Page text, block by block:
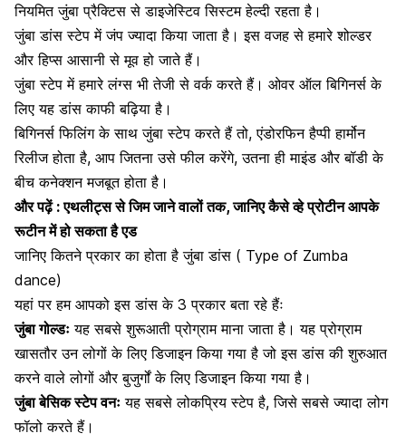
नियमित जुंबा प्रैक्टिस सेडाइजेस्टिव सिस्टमहेल्दी रहता है।
जुंबा डांस स्टेप में जंप ज्यादा किया जाता है। इस वजह से हमारे शोल्डर
और हिप्स आसानी से मूव हो जाते हैं।
जुंबा स्टेप में हमारे लंग्स भी तेजी से वर्क करते हैं। ओवर ऑल बिगिनर्स के
लिए यह डांस काफी बढ़िया है।
बिगिनर्स फिलिंग के साथ जुंबा स्टेप करते हैं तो, एंडोरफिन हैप्पी हार्मोन
रिलीज होता है, आप जितना उसे फील करेंगे, उतना ही माइंड और बॉडी के
बीच कनेक्शन मजबूत होता है।
और पढ़ें :एथलीट्स से जिम जाने वालों तक, जानिए कैसे व्हे प्रोटीन आपके
रूटीन में हो सकता है एड
जानिए कितने प्रकार का होता है जुंबा डांस ( Type of Zumba
dance)
यहां पर हम आपको इस डांस के 3 प्रकार बता रहे हैंः
जुंबा गोल्डः यह सबसे शुरूआती प्रोग्राम माना जाता है। यह प्रोग्राम
खासतौर उन लोगों के लिए डिजाइन किया गया है जो इस डांस की शुरुआत
करने वाले लोगों और बुजुर्गों के लिए डिजाइन किया गया है।
जुंबा बेसिक स्टेप वनः यह सबसे लोकप्रिय स्टेप है, जिसे सबसे ज्यादा लोग
फॉलो करते हैं।